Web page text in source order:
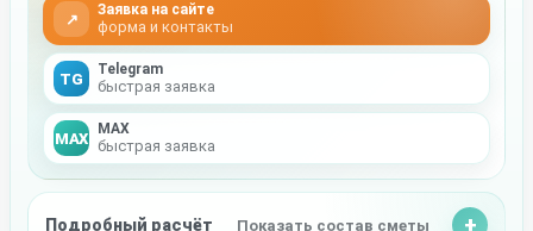
↗
Заявка на сайте
форма и контакты
TG
Telegram
быстрая заявка
MAX
MAX
быстрая заявка
Подробный расчёт Показать состав сметы